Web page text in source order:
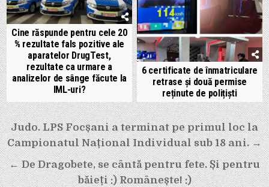
Cine răspunde pentru cele 20
% rezultate fals pozitive ale
aparatelor DrugTest,
rezultate ca urmare a
analizelor de sânge făcute la
IML-uri?
6 certificate de înmatriculare
retrase și două permise
reținute de polițiști
Navigare
în
articole
Judo. LPS Focșani a terminat pe primul loc la
Campionatul Național Individual sub 18 ani. →
← De Dragobete, se cântă pentru fete. Și pentru
băieți :) Românește! :)